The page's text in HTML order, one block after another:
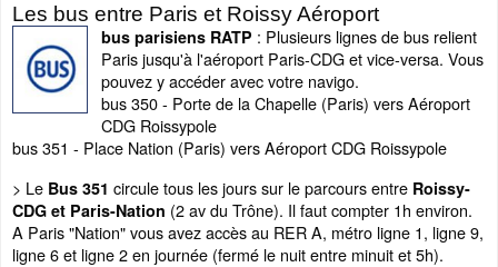
Les bus entre Paris et Roissy Aéroport
bus parisiens RATP : Plusieurs lignes de bus relient
Paris jusqu'à l'aéroport Paris-CDG et vice-versa. Vous
pouvez y accéder avec votre navigo.
bus 350 - Porte de la Chapelle (Paris) vers Aéroport
CDG Roissypole
bus 351 - Place Nation (Paris) vers Aéroport CDG Roissypole
> Le Bus 351 circule tous les jours sur le parcours entre Roissy-
CDG et Paris-Nation (2 av du Trône). Il faut compter 1h environ.
A Paris "Nation" vous avez accès au RER A, métro ligne 1, ligne 9,
ligne 6 et ligne 2 en journée (fermé le nuit entre minuit et 5h).